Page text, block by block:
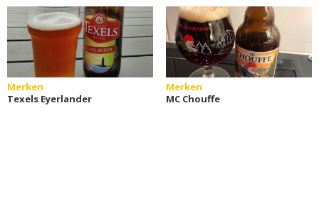
Merken
Texels Eyerlander
Merken
MC Chouffe